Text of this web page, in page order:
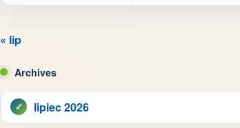
« lip
Archives
lipiec 2026